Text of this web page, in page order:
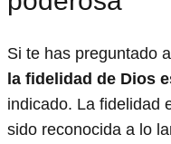
Si te has preguntado
la fidelidad de Dios
indicado. La fidelidad
sido reconocida a lo